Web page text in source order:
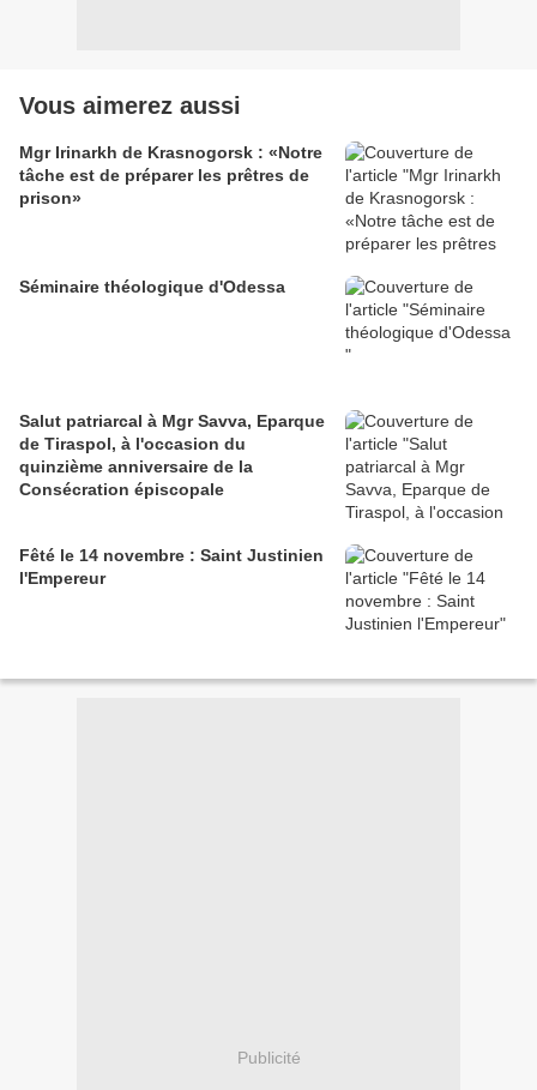
Vous aimerez aussi
Mgr Irinarkh de Krasnogorsk : «Notre
tâche est de préparer les prêtres de
prison»
Séminaire théologique d'Odessa
Salut patriarcal à Mgr Savva, Eparque
de Tiraspol, à l'occasion du
quinzième anniversaire de la
Consécration épiscopale
Fêté le 14 novembre : Saint Justinien
l'Empereur
Publicité